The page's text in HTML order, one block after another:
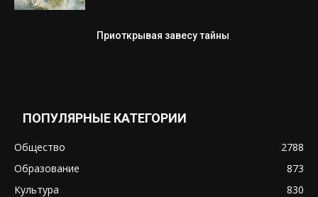
Приоткрывая завесу тайны
ПОПУЛЯРНЫЕ КАТЕГОРИИ
Общество
2788
Образование
873
Культура
830